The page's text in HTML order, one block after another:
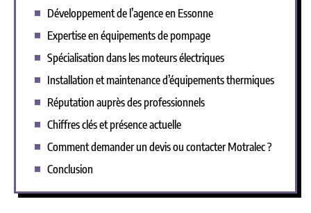
Développement de l’agence en Essonne
Expertise en équipements de pompage
Spécialisation dans les moteurs électriques
Installation et maintenance d’équipements thermiques
Réputation auprès des professionnels
Chiffres clés et présence actuelle
Comment demander un devis ou contacter Motralec ?
Conclusion